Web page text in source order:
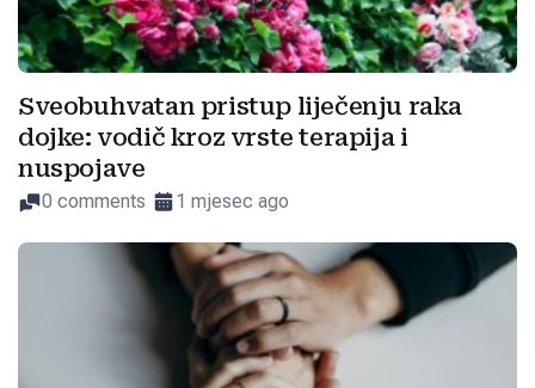
Sveobuhvatan pristup liječenju raka
dojke: vodič kroz vrste terapija i
nuspojave
0 comments 1 mjesec ago